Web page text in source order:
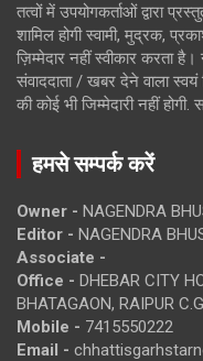
तत्वों में उपयोगकर्ताओं द्वारा
शामिल होगी स्वामी, मुद्रक,
ज़िम्मेदार नहीं स्वीकार करता
संवाददाता / खबर देने वाला स्वयं
की कोई भी जिम्मेदारी नहीं होगी.
हमसे सम्पर्क करें
Owner - NAGENDRA
Editor - NAGENDRA
Associate -
Office - DHEBAR CITY
BHATAGAON, RAIPUR
Mobile - 7415550222
Email -